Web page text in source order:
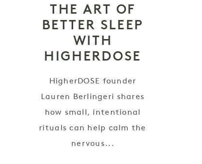
THE ART OF
BETTER SLEEP
WITH
HIGHERDOSE
HigherDOSE founder
Lauren Berlingeri shares
how small, intentional
rituals can help calm the
nervous...